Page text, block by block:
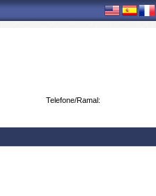
Telefone/Ramal: